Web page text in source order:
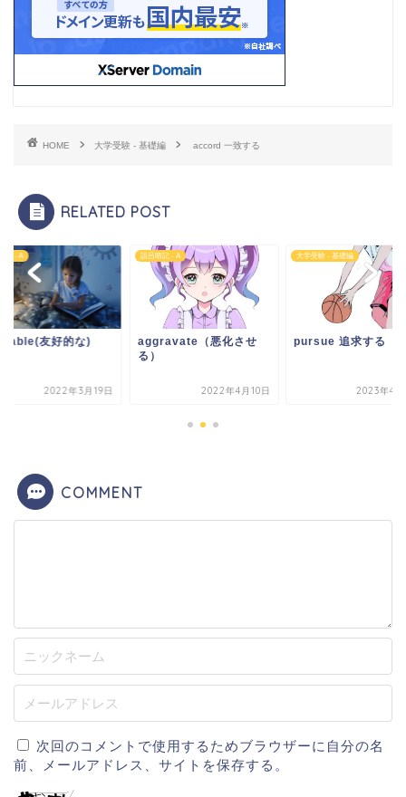
HOME 大学受験 - 基礎編 accord 一致する
RELATED POST
記 - A
友好的な)
2022年3月19日
語呂暗記 - A
aggravate（悪化させ
る）
2022年4月10日
大学受験 - 基礎編
pursue 追求する
2023年4
COMMENT
次回のコメントで使用するためブラウザーに自分の名
前、メールアドレス、サイトを保存する。